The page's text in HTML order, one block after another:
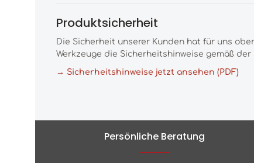
Produktsicherheit
Die Sicherheit unserer Kunden hat für uns
Werkzeuge die Sicherheitshinweise gemäß der
→ Sicherheitshinweise jetzt ansehen (PDF)
Persönliche Beratung